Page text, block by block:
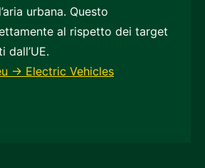
urbana. Questo
al rispetto dei target
dall’UE.
→ Electric Vehicles